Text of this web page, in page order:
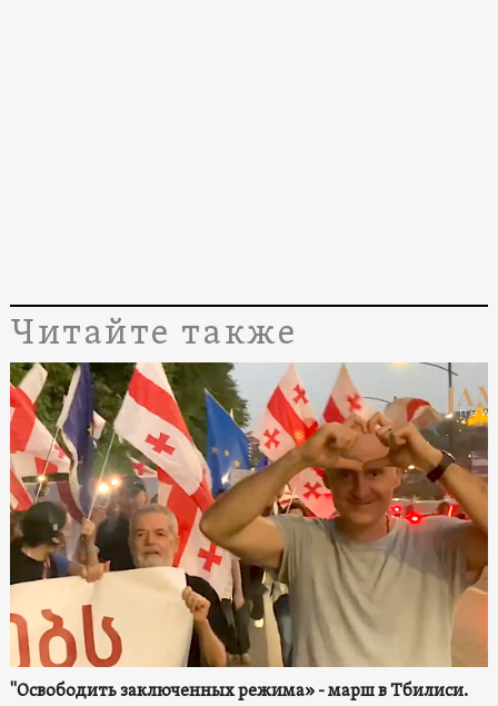
Читайте также
"Освободить заключенных режима» - марш в Тбилиси.